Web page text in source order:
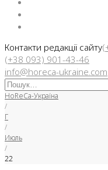
Контакти редакції сайту
(+38 093) 901-43-46
info@horeca-ukraine.com
Искать:
HoReCa-Україна
/
Г
/
Июль
/
22